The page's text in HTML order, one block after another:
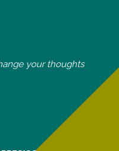
your thoughts